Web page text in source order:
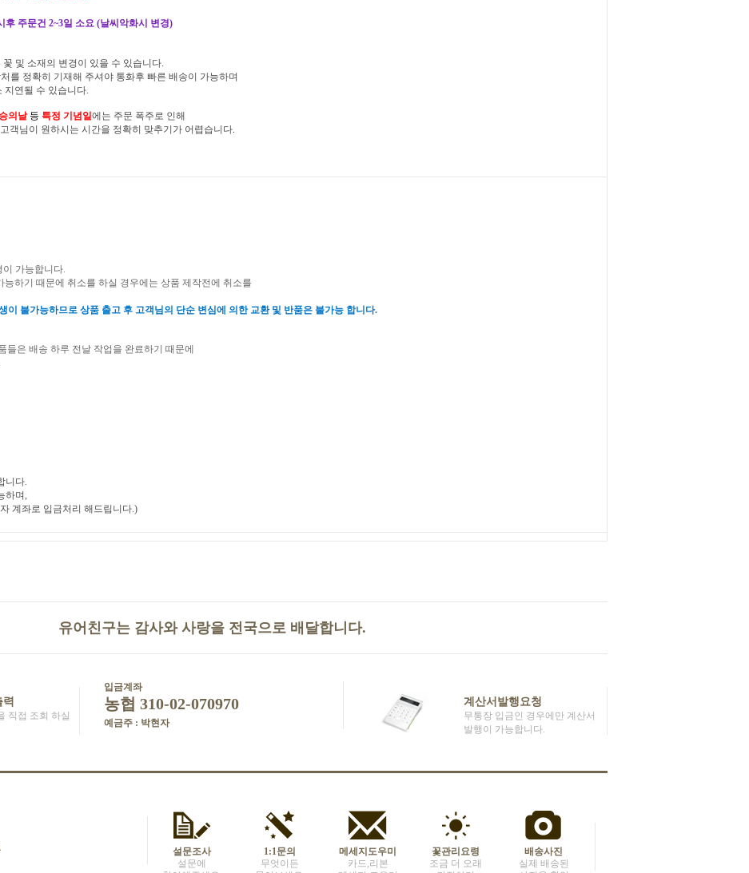
후 주문건 2~3일 소요 (날씨악화시 변경)
및 소재의 변경이 있을 수 있습니다.
를 정확히 기재해 주셔야 통화후 빠른 배송이 가능하며
연될 수 있습니다.
의날등 특정 기념일에는 주문 폭주로 인해
객님이 원하시는 시간을 정확히 맞추기가 어렵습니다
가능합니다.
하기 때문에 취소를 하실 경우에는 상품 제작전에 취소를
이 불가능하므로 상품 출고 후 고객님의 단순 변심에 의한 교환 및 반품은 불가능 합니다.
들은 배송 하루 전날 작업을 완료하기 때문에
니다.
며,
계좌로 입금처리 해드립니다.)
유어친구는 감사와 사랑을 전국으로 배달합니다.
직접 조회 하실
입금계좌
농협 310-02-070970
예금주 : 박현자
계산서발행요청
무통장 입금인 경우에만 계산서
발행이 가능합니다.
설문조사
설문에
1:1문의
무엇이든
메세지도우미
카드,리본
꽃관리요령
조금 더 오래
배송사진
실제 배송된